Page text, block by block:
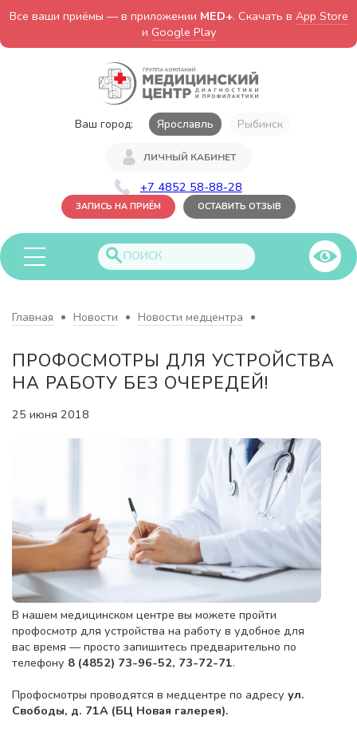
Все ваши приёмы — в приложении MED+. Скачать в App Store
и Google Play
Ваш город: Ярославль Рыбинск
ЛИЧНЫЙ КАБИНЕТ
+7 4852 58-88-28
ЗАПИСЬ НА ПРИЁМ ОСТАВИТЬ ОТЗЫВ
Главная Новости Новости медцентра
ПРОФОСМОТРЫ ДЛЯ УСТРОЙСТВА
НА РАБОТУ БЕЗ ОЧЕРЕДЕЙ!
25 июня 2018
В нашем медицинском центре вы можете пройти
профосмотр для устройства на работу в удобное для
вас время — просто запишитесь предварительно по
телефону 8 (4852) 73-96-52, 73-72-71.
Профосмотры проводятся в медцентре по адресу ул.
Свободы, д. 71А (БЦ Новая галерея).